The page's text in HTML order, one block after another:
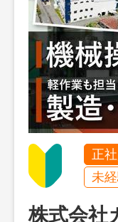
正
未
株式会社